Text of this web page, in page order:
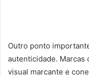
Outro ponto
autenticidade. Marcas
visual marcante e